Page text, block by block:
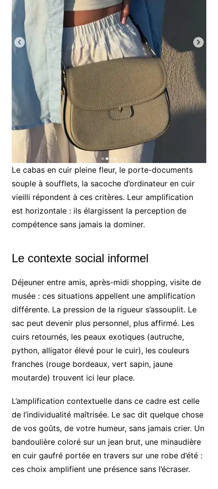
Le cabas en cuir pleine fleur, le porte-documents
souple à soufflets, la sacoche d’ordinateur en cuir
vieilli répondent à ces critères. Leur amplification
est horizontale : ils élargissent la perception de
compétence sans jamais la dominer.
Le contexte social informel
Déjeuner entre amis, après-midi shopping, visite de
musée : ces situations appellent une amplification
différente. La pression de la rigueur s’assouplit. Le
sac peut devenir plus personnel, plus affirmé. Les
cuirs retournés, les peaux exotiques (autruche,
python, alligator élevé pour le cuir), les couleurs
franches (rouge bordeaux, vert sapin, jaune
moutarde) trouvent ici leur place.
L’amplification contextuelle dans ce cadre est celle
de l’individualité maîtrisée. Le sac dit quelque chose
de vos goûts, de votre humeur, sans jamais crier. Un
bandoulière coloré sur un jean brut, une minaudière
en cuir gaufré portée en travers sur une robe d’été :
ces choix amplifient une présence sans l’écraser.